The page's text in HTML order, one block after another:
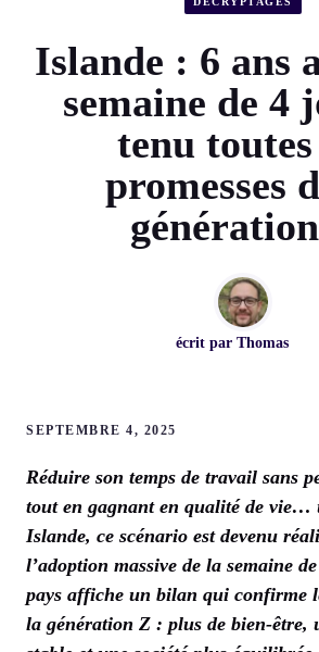
Islande : 6 ans
semaine de 4
tenu toutes
promesses
écrit par Thomas
SEPTEMBRE 4, 2025
Réduire son temps de travail sans
tout en gagnant en qualité de vie…
Islande, ce scénario est devenu
l’adoption massive de la semaine
pays affiche un bilan qui confirme
la génération Z : plus de bien-être,